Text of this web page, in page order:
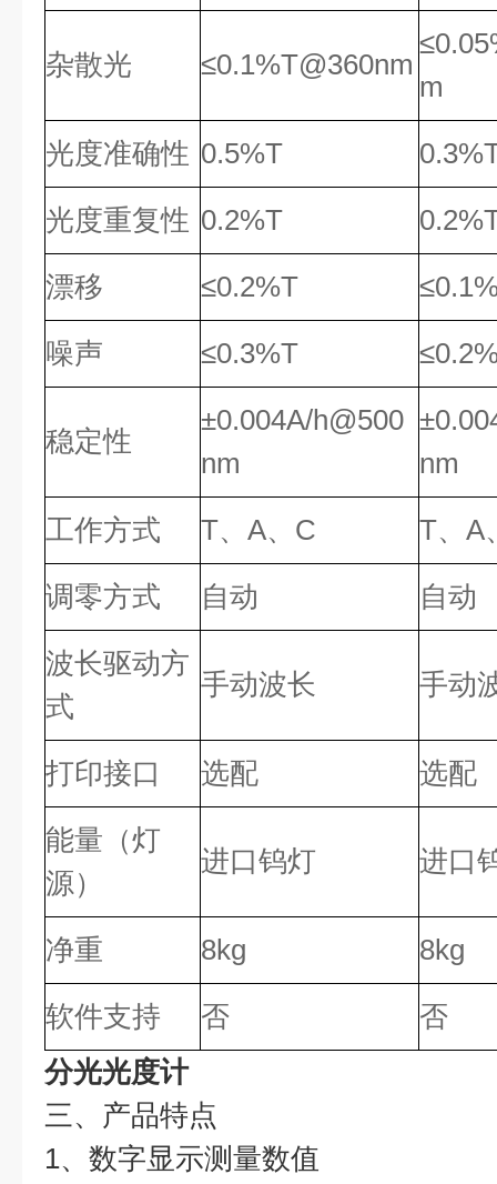
杂散光 ≤0.1%T@360nm
m
光度准确性 0.5%T
光度重复性 0.2%T
漂移
≤0.2%T
噪声
≤0.3%T
稳定性
±0.004A/h@500
nm
nm
工作方式
T、A、C
T、A
调零方式
自动
自动
波长驱动方
式
手动波长 手动
打印接口 选配
选配
能量（灯
源）
进口钨灯 进口
净重 8kg
8kg
软件支持
否
否
分光光度计
三、产品特点
1、数字显示测量数值